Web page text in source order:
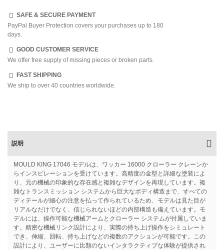
SAFE & SECURE PAYMENT
PayPal Buyer Protection covers your purchases up to 180
days.
GOOD CUSTOMER SERVICE
We offer free supply of missing pieces or broken parts.
FAST SHIPPING
We ship to over 40 countries worldwide.
説明
MOULD KING 17046 モデルは、ワッカー 16000 クローラー クレーンか
らインスピレーションを受けています。高精度の金型と詳細な塗装によ
り、元の機械の印象的な存在感と複雑なデザインを再現しています。複
雑なトランスミッション システムから巨大なボディ構造まで、すべての
ディテールが細心の注意を払って作られているため、モデルは見た目が
リアルなだけでなく、信じられないほどの内部構造も備えています。モ
デルには、操作可能な機械アームとクローラー システムが付属していま
す。精密な機械リンク設計により、実際の持ち上げ操作をシミュレート
でき、伸縮、回転、持ち上げなどの複数のアクションが可能です。この
設計により、ユーザーに比類のないインタラクティブな体験が提供され